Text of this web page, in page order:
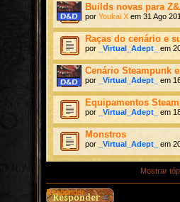
Builds novas para
por Youkai X em 31 Ago
Raças do cenário e
por _Virtual_Adept_ em
Cenário Steampunk
por _Virtual_Adept_ em
Equipamentos
por _Virtual_Adept_ em
Monstros
por _Virtual_Adept_ em
Mostrar
Responder